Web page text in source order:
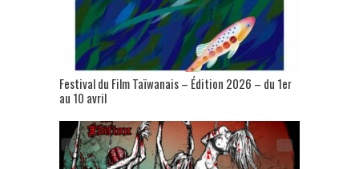
Festival du Film Taïwanais – Édition 2026 – du 1er
au 10 avril